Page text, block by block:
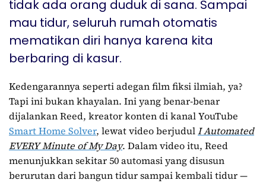
tidak ada orang duduk di sana. Sampai
mau tidur, seluruh rumah otomatis
mematikan diri hanya karena kita
berbaring di kasur.
Kedengarannya seperti adegan film fiksi ilmiah, ya?
Tapi ini bukan khayalan. Ini yang benar-benar
dijalankan Reed, kreator konten di kanal YouTube
Smart Home Solver, lewat video berjudulI Automated
EVERY Minute of My Day. Dalam video itu, Reed
menunjukkan sekitar 50 automasi yang disusun
berurutan dari bangun tidur sampai kembali tidur —